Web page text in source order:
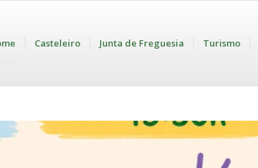
Casteleiro Junta de Freguesia Turismo